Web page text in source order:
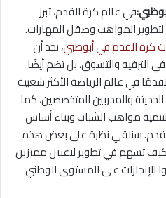
في عالم كرة القدم، تبرز
لتطوير المواهب وصقل المهارات.
كرة القدم في أبوظبي، نجد أن
الترفيه والتسوق، بل تضم أيضًا
في عالم الرياضة الأكثر شعبية
والمدربين المتخصصين، كما
مواهب الشباب وبناء أساس
سنلقي نظرة على بعض هذه
كيف تسهم في تطوير لاعبين مميزين
الإنجازات على المستوى الوطني